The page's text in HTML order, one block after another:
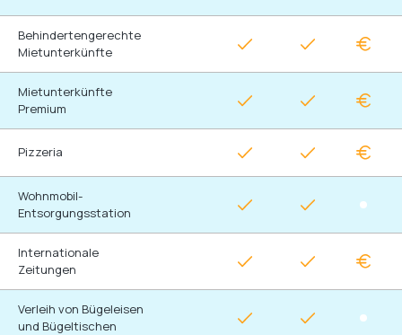
Behindertengerechte
Mietunterkünfte
Mietunterkünfte
Premium
Pizzeria
Wohnmobil-
Entsorgungsstation
Internationale
Zeitungen
Verleih von Bügeleisen
und Bügeltischen